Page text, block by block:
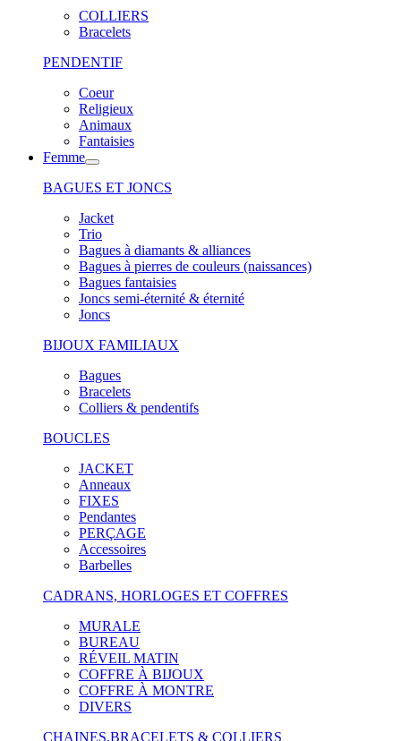
COLLIERS
Bracelets
PENDENTIF
Coeur
Religieux
Animaux
Fantaisies
Femme
BAGUES ET JONCS
Jacket
Trio
Bagues à diamants & alliances
Bagues à pierres de couleurs (naissances)
Bagues fantaisies
Joncs semi-éternité & éternité
Joncs
BIJOUX FAMILIAUX
Bagues
Bracelets
Colliers & pendentifs
BOUCLES
JACKET
Anneaux
FIXES
Pendantes
PERÇAGE
Accessoires
Barbelles
CADRANS, HORLOGES ET COFFRES
MURALE
BUREAU
RÉVEIL MATIN
COFFRE À BIJOUX
COFFRE À MONTRE
DIVERS
CHAINES,BRACELETS & COLLIERS